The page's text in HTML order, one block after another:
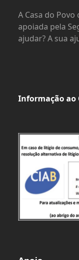
A Casa do
apoiada pela
ajudar? A sua
Informação ao